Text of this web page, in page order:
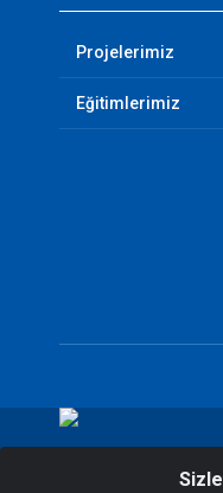
Projelerimiz
Eğitimlerimiz